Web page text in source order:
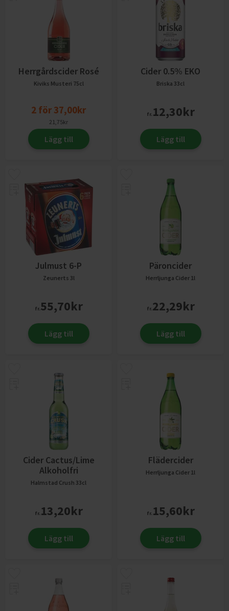
Herrgårdscider Rosé
Kiviks Musteri 75cl
2 för 37,00kr
21,75kr
Lägg till
Cider 0.5% EKO
Briska 33cl
fr. 12,30kr
Lägg till
Julmust 6-P
Zeunerts 3l
fr.55,70kr
Lägg till
Päroncider
Herrljunga Cider 1l
fr.22,29kr
Lägg till
Cider Cactus/Lime
Alkoholfri
Halmstad Crush 33cl
fr. 13,20kr
Lägg till
Flädercider
Herrljunga Cider 1l
fr. 15,60kr
Lägg till